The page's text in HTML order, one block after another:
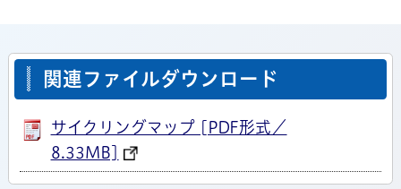
関連ファイルダウンロード
サイクリングマップ [PDF形式／
8.33MB]